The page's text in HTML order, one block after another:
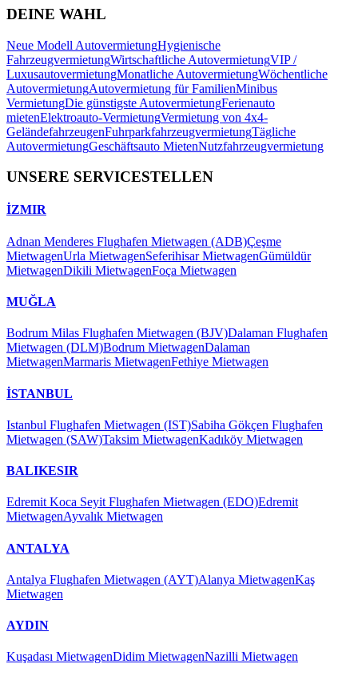
DEINE WAHL
Neue Modell AutovermietungHygienische
FahrzeugvermietungWirtschaftliche AutovermietungVIP /
LuxusautovermietungMonatliche AutovermietungWöchentliche
AutovermietungAutovermietung für FamilienMinibus
VermietungDie günstigste AutovermietungFerienauto
mietenElektroauto-VermietungVermietung von 4x4-
GeländefahrzeugenFuhrparkfahrzeugvermietungTägliche
AutovermietungGeschäftsauto MietenNutzfahrzeugvermietung
UNSERE SERVICESTELLEN
İZMIR
Adnan Menderes Flughafen Mietwagen (ADB)Çeşme
MietwagenUrla MietwagenSeferihisar MietwagenGümüldür
MietwagenDikili MietwagenFoça Mietwagen
MUĞLA
Bodrum Milas Flughafen Mietwagen (BJV)Dalaman Flughafen
Mietwagen (DLM)Bodrum MietwagenDalaman
MietwagenMarmaris MietwagenFethiye Mietwagen
İSTANBUL
Istanbul Flughafen Mietwagen (IST)Sabiha Gökçen Flughafen
Mietwagen (SAW)Taksim MietwagenKadıköy Mietwagen
BALIKESIR
Edremit Koca Seyit Flughafen Mietwagen (EDO)Edremit
MietwagenAyvalık Mietwagen
ANTALYA
Antalya Flughafen Mietwagen (AYT)Alanya MietwagenKaş
Mietwagen
AYDIN
Kuşadası MietwagenDidim MietwagenNazilli Mietwagen